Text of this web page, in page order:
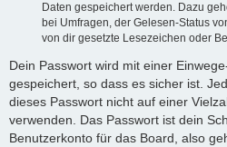
Daten gespeichert werden. Dazu
bei Umfragen, der Gelesen-Status
von dir gesetzte Lesezeichen oder
Dein Passwort wird mit einer
gespeichert, so dass es sicher ist.
dieses Passwort nicht auf einer
verwenden. Das Passwort ist dein
Benutzerkonto für das Board, also